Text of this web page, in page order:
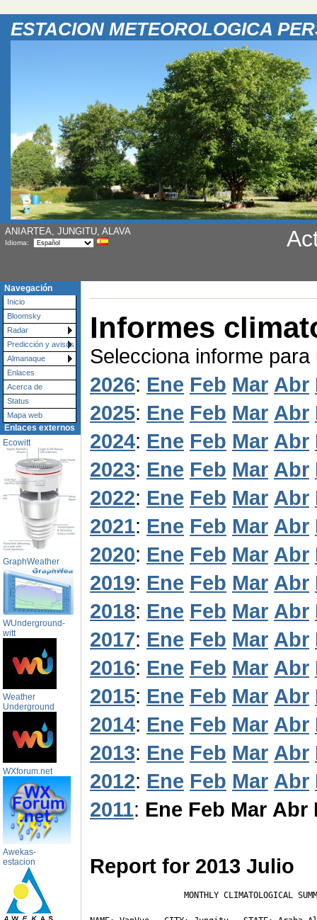
ESTACION METEOROLOGICA
ANIARTEA, JUNGITU, ALAVA
Idioma:
Navegación
Inicio
Bloomsky
Radar
Predicción y avisos
Almanaque
Enlaces
Acerca de
Status
Mapa web
Enlaces externos
Ecowitt
GraphWeather
WUnderground-
witt
Weather
Underground
WXforum.net
Awekas-
estacion
Informes
Selecciona informe para
2026: Ene Feb Mar Abr
2025: Ene Feb Mar Abr
2024: Ene Feb Mar Abr
2023: Ene Feb Mar Abr
2022: Ene Feb Mar Abr
2021: Ene Feb Mar Abr
2020: Ene Feb Mar Abr
2019: Ene Feb Mar Abr
2018: Ene Feb Mar Abr
2017: Ene Feb Mar Abr
2016: Ene Feb Mar Abr
2015: Ene Feb Mar Abr
2014: Ene Feb Mar Abr
2013: Ene Feb Mar Abr
2012: Ene Feb Mar Abr
2011: Ene Feb Mar Abr
Report for 2013 Julio
MONTHLY CLIMATOLOGICAL